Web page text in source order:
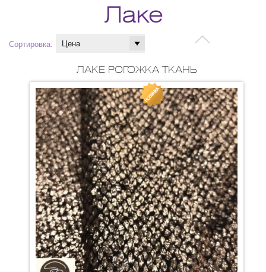
Лаке
Сортировка:
ЛАКЕ РОГОЖКА ТКАНЬ